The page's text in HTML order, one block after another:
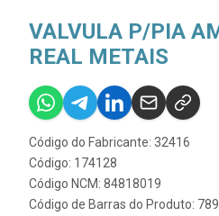
VALVULA P/PIA
REAL METAIS
Código do Fabricante: 32416
Código: 174128
Código NCM: 84818019
Código de Barras do Produto: